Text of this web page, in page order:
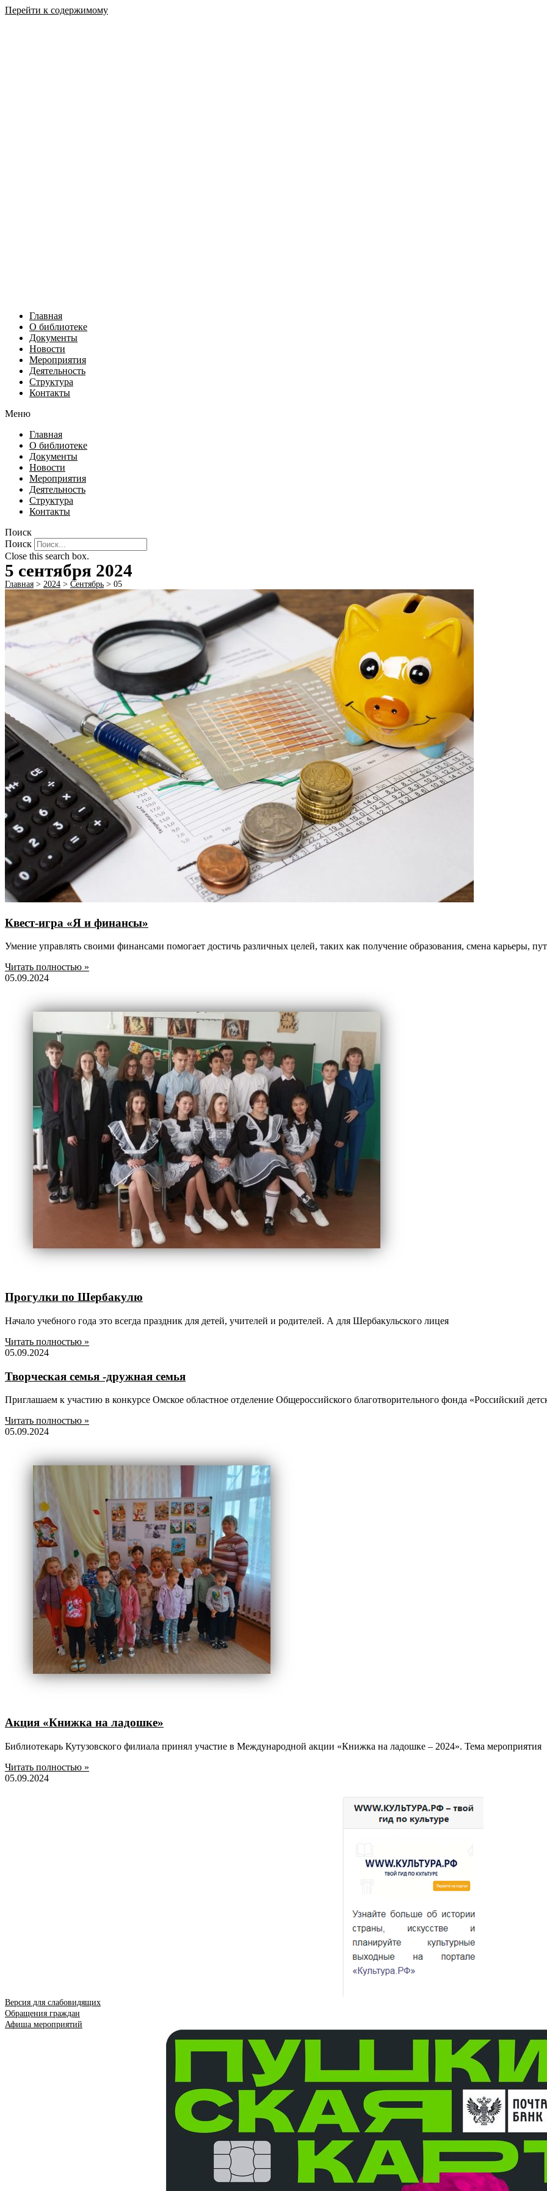
Перейти к содержимому
Главная
О библиотеке
Документы
Новости
Мероприятия
Деятельность
Структура
Контакты
Меню
Главная
О библиотеке
Документы
Новости
Мероприятия
Деятельность
Структура
Контакты
Поиск
Поиск
Close this search box.
5 сентября 2024
Главная > 2024 > Сентябрь > 05
Квест-игра «Я и финансы»
Умение управлять своими финансами помогает достичь различных целей, таких как получение образования, смена карьеры,
Читать полностью »
05.09.2024
Прогулки по Шербакулю
Начало учебного года это всегда праздник для детей, учителей и родителей. А для Шербакульского лицея
Читать полностью »
05.09.2024
Творческая семья -дружная семья
Приглашаем к участию в конкурсе Омское областное отделение Общероссийского благотворительного фонда «Российский
Читать полностью »
05.09.2024
Акция «Книжка на ладошке»
Библиотекарь Кутузовского филиала принял участие в Международной акции «Книжка на ладошке – 2024». Тема мероприятия
Читать полностью »
05.09.2024
Версия для слабовидящих
Обращения граждан
Афиша мероприятий